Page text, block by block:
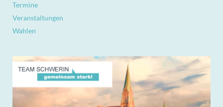
Termine
Veranstaltungen
Wahlen